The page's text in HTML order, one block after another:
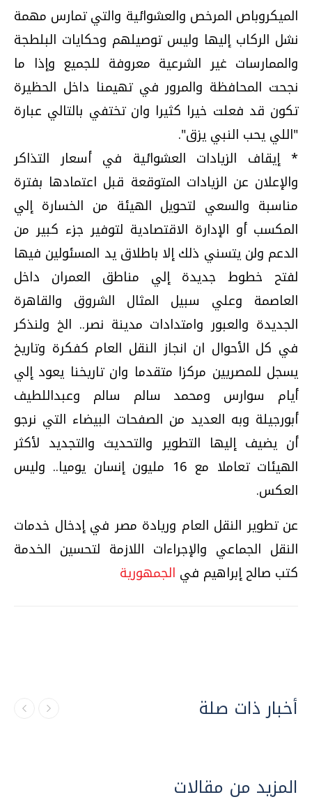
الميكروباص المرخص والعشوائية والتي تمارس مهمة
نشل الركاب إليها وليس توصيلهم وحكايات البلطجة
والممارسات غير الشرعية معروفة للجميع وإذا ما
نجحت المحافظة والمرور في تهيمنا داخل الحظيرة
تكون قد فعلت خيرا كثيرا وان تختفي بالتالي عبارة
"اللي يحب النبي يزق".
* إيقاف الزيادات العشوائية في أسعار التذاكر
والإعلان عن الزيادات المتوقعة قبل اعتمادها بفترة
مناسبة والسعي لتحويل الهيئة من الخسارة إلي
المكسب أو الإدارة الاقتصادية لتوفير جزء كبير من
الدعم ولن يتسني ذلك إلا باطلاق يد المسئولين فيها
لفتح خطوط جديدة إلي مناطق العمران داخل
العاصمة وعلي سبيل المثال الشروق والقاهرة
الجديدة والعبور وامتدادات مدينة نصر.. الخ ولنذكر
في كل الأحوال ان انجاز النقل العام كفكرة وتاريخ
يسجل للمصريين مركزا متقدما وان تاريخنا يعود إلي
أيام سوارس ومحمد سالم سالم وعبداللطيف
أبورجيلة وبه العديد من الصفحات البيضاء التي نرجو
أن يضيف إليها التطوير والتحديث والتجديد لأكثر
الهيئات تعاملا مع 16 مليون إنسان يوميا.. وليس
العكس.
عن تطوير النقل العام وريادة مصر في إدخال خدمات
النقل الجماعي والإجراءات اللازمة لتحسين الخدمة
كتب صالح إبراهيم في الجمهورية
أخبار ذات صلة
المزيد من مقالات